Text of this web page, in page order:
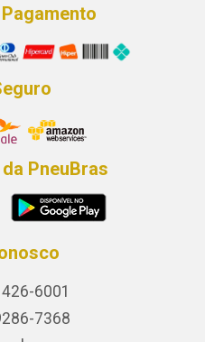
PneuBras
6001
7368